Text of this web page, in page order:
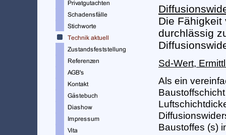
Die Fähigkeit
durchlässig
Sd-Wert,
Als ein
Baustoffes (s)